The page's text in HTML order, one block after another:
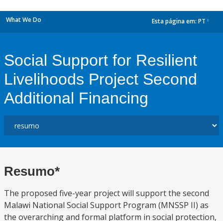
What We Do Esta página em: PT
Social Support for Resilient
Livelihoods Project Second
Additional Financing
Resumo*
The proposed five-year project will support the second
Malawi National Social Support Program (MNSSP II) as
the overarching and formal platform in social protection,